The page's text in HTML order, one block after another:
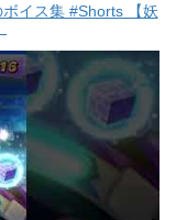
イス集 #Shorts 【妖